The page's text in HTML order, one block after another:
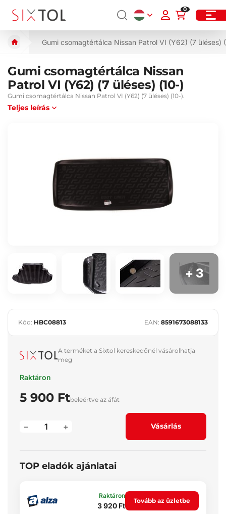
0
Gumi csomagtértálca Nissan Patrol VI (Y62) (7 üléses)
Gumi csomagtértálca Nissan
Patrol VI (Y62) (7 üléses) (10-)
Gumi csomagtértálca Nissan Patrol VI (Y62) (7 üléses) (10-).
Teljes leírás
+ 3
Kód: HBC08813 EAN: 8591673088133
A terméket a Sixtol kereskedőnél vásárolhatja
meg
Raktáron
5 900 Ftbeleértve az áfát
+
– Vásárlás
TOP eladók ajánlatai
Raktáron
3 920 Ft
Tovább az üzletbe